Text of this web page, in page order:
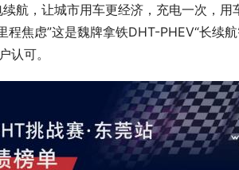
航，让城市用车更经济，充电一次，
程焦虑”这是魏牌拿铁DHT-PHEV“长续
认可。